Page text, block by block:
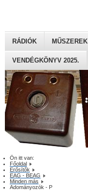
RÁDIÓK MŰSZEREK
VENDÉGKÖNYV 2025.
Ön itt van:
Főoldal
Erősítők
EAG - BEAG
Minden más
Adományozók - P